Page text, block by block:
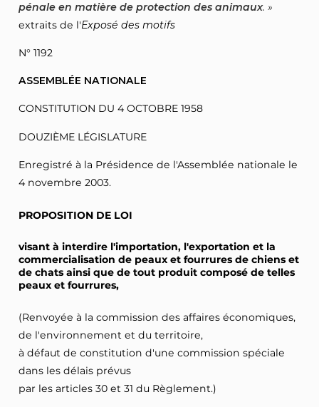
pénale en matière de protection des animaux.
extraits de l'Exposé des motifs
N° 1192
ASSEMBLÉE NATIONALE
CONSTITUTION DU 4 OCTOBRE 1958
DOUZIÈME LÉGISLATURE
Enregistré à la Présidence de l'Assemblée nationale le
4 novembre 2003.
PROPOSITION DE LOI
visant à interdire l'importation, l'exportation et la
commercialisation de peaux et fourrures de chiens et
de chats ainsi que de tout produit composé de telles
peaux et fourrures,
(Renvoyée à la commission des affaires économiques,
de l'environnement et du territoire,
à défaut de constitution d'une commission spéciale
dans les délais prévus
par les articles 30 et 31 du Règlement.)